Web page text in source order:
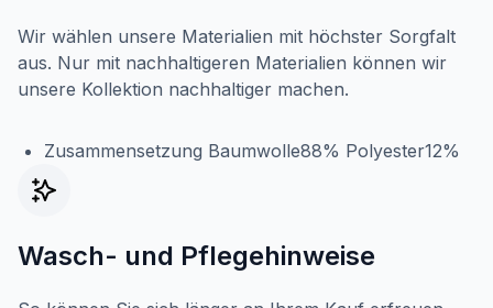
Wir wählen unsere Materialien mit höchster Sorgfalt
aus. Nur mit nachhaltigeren Materialien können wir
unsere Kollektion nachhaltiger machen.
Zusammensetzung Baumwolle88% Polyester12%
Wasch- und Pflegehinweise